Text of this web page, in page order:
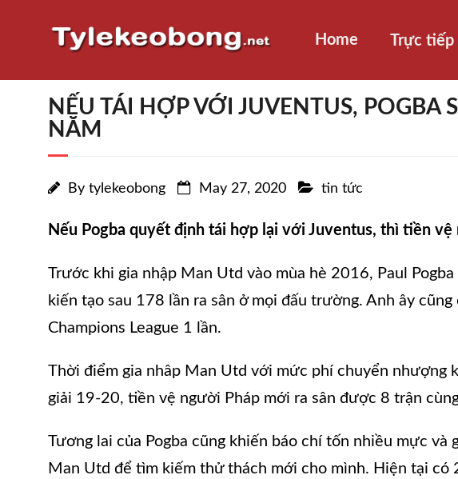
Home Trực
NẾU TÁI HỢP VỚI JUVENTUS, POGBA
NĂM
By tylekeobong May 27, 2020 tin tức
Nếu Pogba quyết định tái hợp lại với Juventus, thì tiền
Trước khi gia nhập Man Utd vào mùa hè 2016, Paul
kiến tạo sau 178 lần ra sân ở mọi đấu trường. Anh ây
Champions League 1 lần.
Thời điểm gia nhâp Man Utd với mức phí chuyển nhượng
giải 19-20, tiền vệ người Pháp mới ra sân được 8 trận
Tương lai của Pogba cũng khiến báo chí tốn nhiều mực
Man Utd để tìm kiếm thử thách mới cho mình. Hiện tại có